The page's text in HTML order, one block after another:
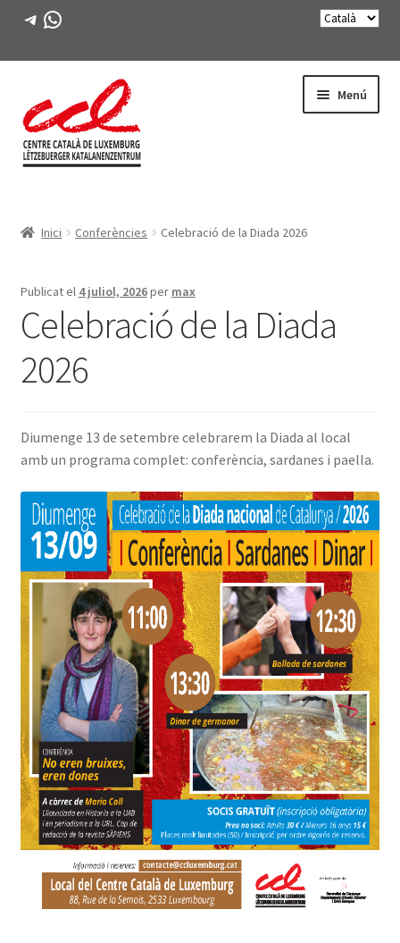
Telegram
WhatsApp
navegació
al
contingut
Menú
ACTIVITATS
CURSOS
FES-TE SOCI
LLIBRE
INICIA SESSIÓ
Inici Conferències Celebració de la Diada 2026
Publicat el 4 juliol, 2026per max
Celebració de la Diada
2026
Diumenge 13 de setembre celebrarem la Diada al local
amb un programa complet: conferència, sardanes i paella.